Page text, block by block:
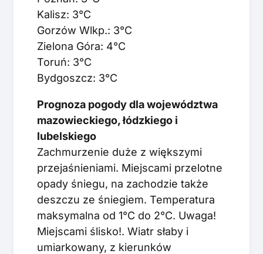
Kalisz: 3°C
Gorzów Wlkp.: 3°C
Zielona Góra: 4°C
Toruń: 3°C
Bydgoszcz: 3°C
Prognoza pogody dla województwa
mazowieckiego, łódzkiego i
lubelskiego
Zachmurzenie duże z większymi
przejaśnieniami. Miejscami przelotne
opady śniegu, na zachodzie także
deszczu ze śniegiem. Temperatura
maksymalna od 1°C do 2°C. Uwaga!
Miejscami ślisko!. Wiatr słaby i
umiarkowany, z kierunków